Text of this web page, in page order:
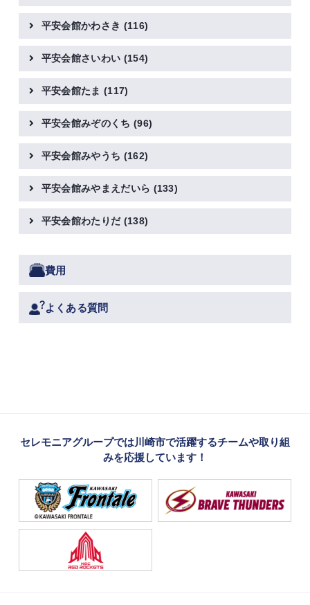
平安会館かわさき (116)
平安会館さいわい (154)
平安会館たま(117)
平安会館みぞのくち (96)
平安会館みやうち (162)
平安会館みやまえだいら (133)
平安会館わたりだ (138)
費用
よくある質問
セレモニアグループでは川崎市で活躍するチームや取り組
みを応援しています！